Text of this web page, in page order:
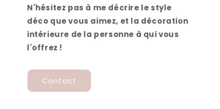
N'hésitez pas à me décrire le style
déco que vous aimez, et la décoration
intérieure de la personne à qui vous
l'offrez !
Contact